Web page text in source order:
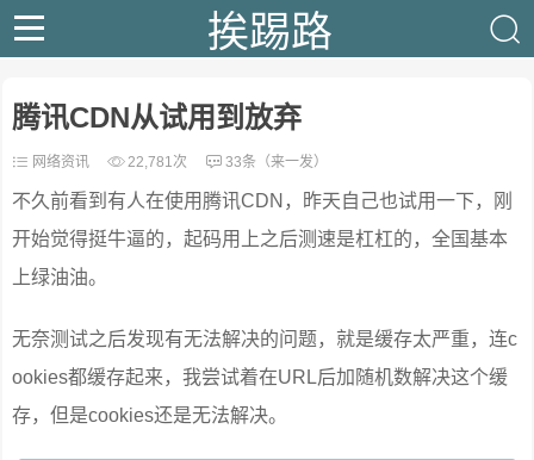
挨踢路
腾讯CDN从试用到放弃
网络资讯 22,781次 33条（来一发）
不久前看到有人在使用腾讯CDN，昨天自己也试用一下，刚
开始觉得挺牛逼的，起码用上之后测速是杠杠的，全国基本
上绿油油。
无奈测试之后发现有无法解决的问题，就是缓存太严重，连c
ookies都缓存起来，我尝试着在URL后加随机数解决这个缓
存，但是cookies还是无法解决。